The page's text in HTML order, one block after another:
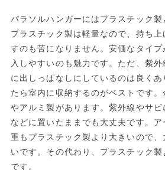
パラソルハンガーにはプラスチック製
プラスチック製は軽量なので、持ち
すのも苦になりません。安価なタイ
入しやすいのも魅力です。ただ、紫
に出しっぱなしにしているのは良く
たら室内に収納するのがベストです
やアルミ製があります。紫外線やサ
などに置いたままでも大丈夫です。
重もプラスチック製より大きいので
いです。その代わり、プラスチック
です。